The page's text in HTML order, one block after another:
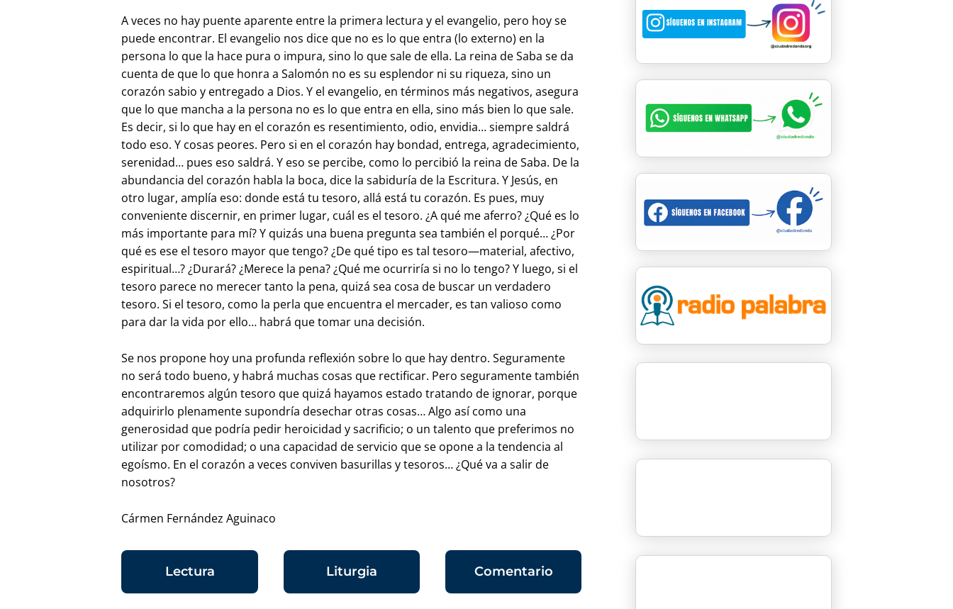
A veces no hay puente aparente entre la primera lectura y el evangelio, pero hoy se
puede encontrar. El evangelio nos dice que no es lo que entra (lo externo) en la
persona lo que la hace pura o impura, sino lo que sale de ella. La reina de Saba se da
cuenta de que lo que honra a Salomón no es su esplendor ni su riqueza, sino un
corazón sabio y entregado a Dios. Y el evangelio, en términos más negativos, asegura
que lo que mancha a la persona no es lo que entra en ella, sino más bien lo que sale.
Es decir, si lo que hay en el corazón es resentimiento, odio, envidia… siempre saldrá
todo eso. Y cosas peores. Pero si en el corazón hay bondad, entrega, agradecimiento,
serenidad… pues eso saldrá. Y eso se percibe, como lo percibió la reina de Saba. De la
abundancia del corazón habla la boca, dice la sabiduría de la Escritura. Y Jesús, en
otro lugar, amplía eso: donde está tu tesoro, allá está tu corazón. Es pues, muy
conveniente discernir, en primer lugar, cuál es el tesoro. ¿A qué me aferro? ¿Qué es lo
más importante para mí? Y quizás una buena pregunta sea también el porqué… ¿Por
qué es ese el tesoro mayor que tengo? ¿De qué tipo es tal tesoro—material, afectivo,
espiritual…? ¿Durará? ¿Merece la pena? ¿Qué me ocurriría si no lo tengo? Y luego, si el
tesoro parece no merecer tanto la pena, quizá sea cosa de buscar un verdadero
tesoro. Si el tesoro, como la perla que encuentra el mercader, es tan valioso como
para dar la vida por ello… habrá que tomar una decisión.
Se nos propone hoy una profunda reflexión sobre lo que hay dentro. Seguramente
no será todo bueno, y habrá muchas cosas que rectificar. Pero seguramente también
encontraremos algún tesoro que quizá hayamos estado tratando de ignorar, porque
adquirirlo plenamente supondría desechar otras cosas… Algo así como una
generosidad que podría pedir heroicidad y sacrificio; o un talento que preferimos no
utilizar por comodidad; o una capacidad de servicio que se opone a la tendencia al
egoísmo. En el corazón a veces conviven basurillas y tesoros… ¿Qué va a salir de
nosotros?
Cármen Fernández Aguinaco
Lectura Liturgia Comentario